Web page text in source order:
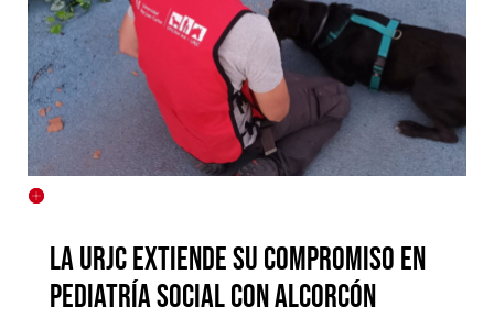
LA URJC EXTIENDE SU COMPROMISO EN
PEDIATRÍA SOCIAL CON ALCORCÓN